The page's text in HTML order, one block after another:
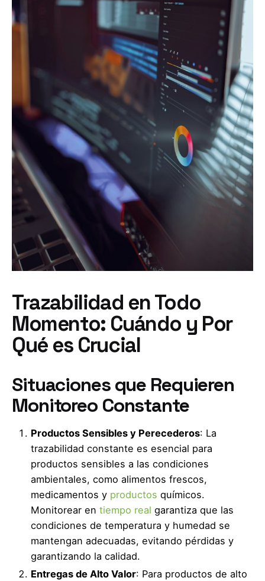
Trazabilidad en Todo
Momento: Cuándo y Por
Qué es Crucial
Situaciones que Requieren
Monitoreo Constante
Productos Sensibles y Perecederos: La
trazabilidad constante es esencial para
productos sensibles a las condiciones
ambientales, como alimentos frescos,
medicamentos y productos químicos.
Monitorear en tiempo real garantiza que las
condiciones de temperatura y humedad se
mantengan adecuadas, evitando pérdidas y
garantizando la calidad.
Entregas de Alto Valor: Para productos de alto